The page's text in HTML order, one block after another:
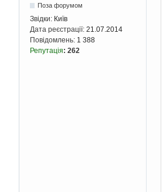
Поза форумом
Звідки: Київ
Дата реєстрації: 21.07.2014
Повідомлень: 1 388
Репутація: 262